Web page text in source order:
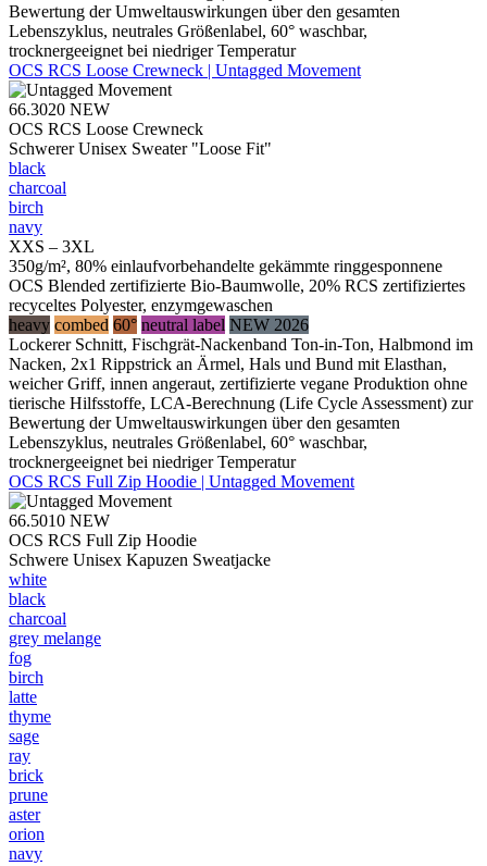
Bewertung der Umweltauswirkungen über den gesamten
Lebenszyklus, neutrales Größenlabel, 60° waschbar,
trocknergeeignet bei niedriger Temperatur
OCS RCS Loose Crewneck | Untagged Movement
66.3020 NEW
OCS RCS Loose Crewneck
Schwerer Unisex Sweater "Loose Fit"
black
charcoal
birch
navy
XXS – 3XL
350g/m², 80% einlaufvorbehandelte gekämmte ringgesponnene
OCS Blended zertifizierte Bio-Baumwolle, 20% RCS zertifiziertes
recyceltes Polyester, enzymgewaschen
heavy combed 60° neutral label NEW 2026
Lockerer Schnitt, Fischgrät-Nackenband Ton-in-Ton, Halbmond im
Nacken, 2x1 Rippstrick an Ärmel, Hals und Bund mit Elasthan,
weicher Griff, innen angeraut, zertifizierte vegane Produktion ohne
tierische Hilfsstoffe, LCA-Berechnung (Life Cycle Assessment) zur
Bewertung der Umweltauswirkungen über den gesamten
Lebenszyklus, neutrales Größenlabel, 60° waschbar,
trocknergeeignet bei niedriger Temperatur
OCS RCS Full Zip Hoodie | Untagged Movement
66.5010 NEW
OCS RCS Full Zip Hoodie
Schwere Unisex Kapuzen Sweatjacke
white
black
charcoal
grey melange
fog
birch
latte
thyme
sage
ray
brick
prune
aster
orion
navy